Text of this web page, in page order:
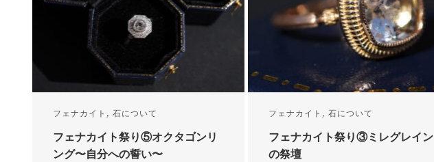
フェナカイト , 石について
フェナカイト祭り⑤オクタゴンリ
ング〜自分への誓い〜
フェナカイト , 石について
フェナカイト祭り③ミレグレイン
の祭壇